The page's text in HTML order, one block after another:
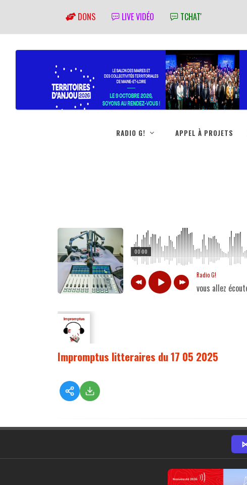
DONS LIVE VIDÉO TCHAT'
RADIO G! APPEL À PROJETS
00:00
Radio G!
vous allez
Impromptus litteraires du 17 05 2025